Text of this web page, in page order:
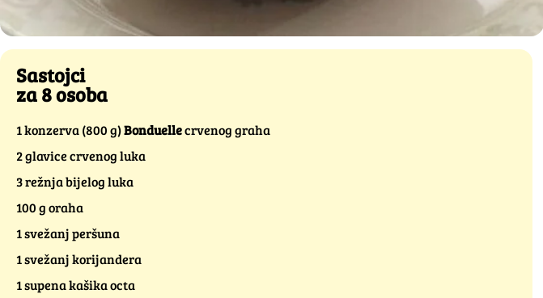
Sastojci
za 8 osoba
1 konzerva (800 g)Bonduellecrvenog graha
2 glavice crvenog luka
3 režnja bijelog luka
100 g oraha
1 svežanj peršuna
1 svežanj korijandera
1 supena kašika octa